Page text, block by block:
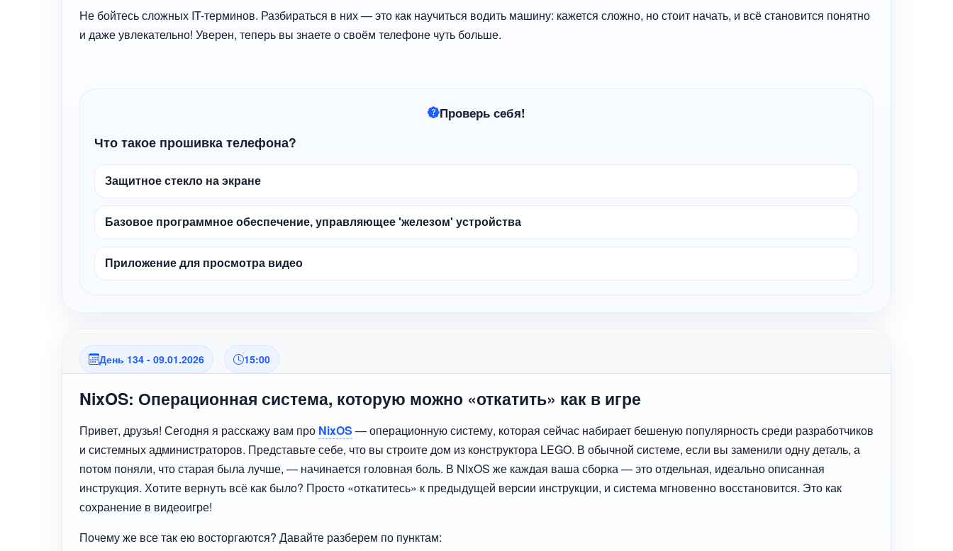
Не бойтесь сложных IT-терминов. Разбираться в них — это как научиться водить машину: кажется сложно, но стоит начать, и всё становится понятно
и даже увлекательно! Уверен, теперь вы знаете о своём телефоне чуть больше.
Проверь себя!
Что такое прошивка телефона?
Защитное стекло на экране
Базовое программное обеспечение, управляющее 'железом' устройства
Приложение для просмотра видео
День 134 - 09.01.2026 15:00
NixOS: Операционная система, которую можно «откатить» как в игре
Привет, друзья! Сегодня я расскажу вам про NixOS — операционную систему, которая сейчас набирает бешеную популярность среди разработчиков
и системных администраторов. Представьте себе, что вы строите дом из конструктора LEGO. В обычной системе, если вы заменили одну деталь, а
потом поняли, что старая была лучше, — начинается головная боль. В NixOS же каждая ваша сборка — это отдельная, идеально описанная
инструкция. Хотите вернуть всё как было? Просто «откатитесь» к предыдущей версии инструкции, и система мгновенно восстановится. Это как
сохранение в видеоигре!
Почему же все так ею восторгаются? Давайте разберем по пунктам: